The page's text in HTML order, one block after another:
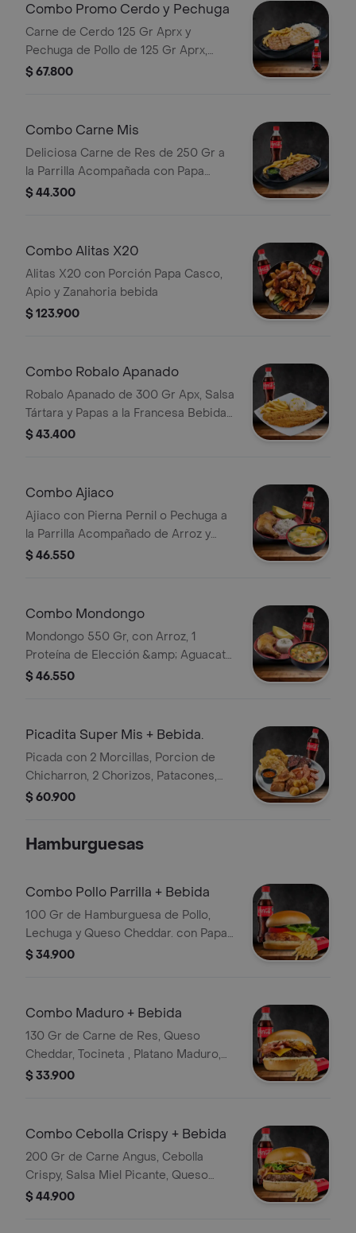
Combo Promo Cerdo y Pechuga
Carne de Cerdo 125 Gr Aprx y
Pechuga de Pollo de 125 Gr Aprx,
Acompañadas de Papas Fritas y Una
$ 67.800
Combo Carne Mis
Deliciosa Carne de Res de 250 Gr a
la Parrilla Acompañada con Papa
Francesa Bebida
$ 44.300
Combo Alitas X20
Alitas X20 con Porción Papa Casco,
Apio y Zanahoria bebida
$ 123.900
Combo Robalo Apanado
Robalo Apanado de 300 Gr Apx, Salsa
Tártara y Papas a la Francesa Bebida
a Elección
$ 43.400
Combo Ajiaco
Ajiaco con Pierna Pernil o Pechuga a
la Parrilla Acompañado de Arroz y
Aguacate. Cocacola
$ 46.550
Combo Mondongo
Mondongo 550 Gr, con Arroz, 1
Proteína de Elección &amp; Aguacate
Coca-cola
$ 46.550
Picadita Super Mis + Bebida.
Picada con 2 Morcillas, Porcion de
Chicharron, 2 Chorizos, Patacones,
Papas Criollas y Hogao Bebida
$ 60.900
Hamburguesas
Combo Pollo Parrilla + Bebida
100 Gr de Hamburguesa de Pollo,
Lechuga y Queso Cheddar. con Papas
y Bebida
$ 34.900
Combo Maduro + Bebida
130 Gr de Carne de Res, Queso
Cheddar, Tocineta , Platano Maduro,
Papas, Salsa de la Casa y Bebida
$ 33.900
Combo Cebolla Crispy + Bebida
200 Gr de Carne Angus, Cebolla
Crispy, Salsa Miel Picante, Queso
Cheddar, Lechuga, Tocineta y Salsa
$ 44.900